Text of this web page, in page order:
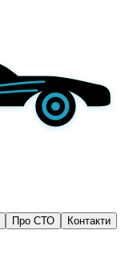
Про СТО Контакти